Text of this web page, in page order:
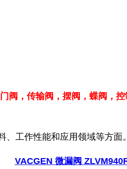
阀，传输阀，摆阀，蝶阀，
工作性能和应用领域等方面